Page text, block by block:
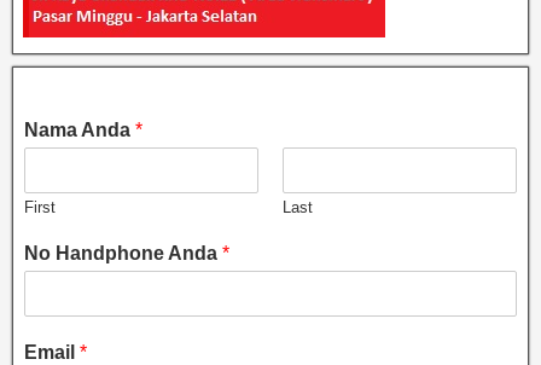
Nama Anda *
First Last
No Handphone Anda *
Email *